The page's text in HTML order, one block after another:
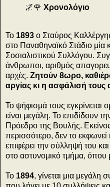
🌌🌹 Χρονολόγιο
Το 1893 ο Σταύρος
στο Παναθηναϊκό Στάδιο μία
Σοσιαλιστικού Συλλόγου.
άνθρωποι, αριθμός
αρχές. Ζητούν 8ωρο,
αργίας κι η ασφάλισή
Το ψήφισμά τους
είναι μεγάλη. Το επιδίδουν
Πρόεδρο της Βουλής.
περισσότερο, δεν το
επιφέρει την σύλληψή του
στο αστυνομικό τμήμα, όπου
Το 1894, γίνεται μια μεγάλη